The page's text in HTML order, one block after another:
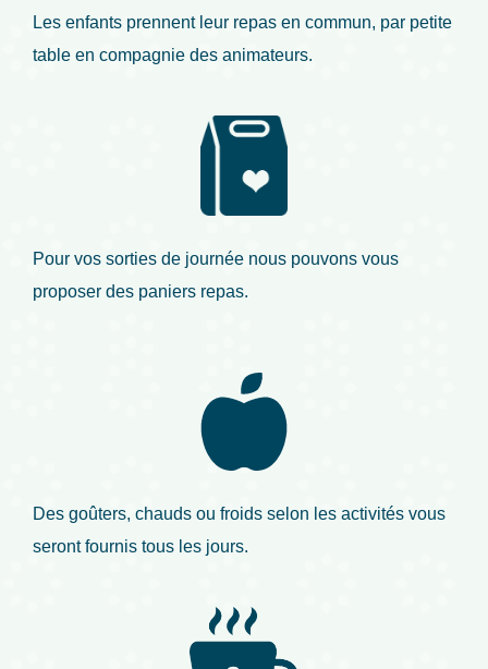
Les enfants prennent leur repas en commun, par petite
table en compagnie des animateurs.
Pour vos sorties de journée nous pouvons vous
proposer des paniers repas.
Des goûters, chauds ou froids selon les activités vous
seront fournis tous les jours.